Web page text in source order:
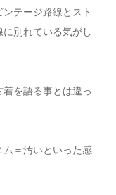
テージ路線とスト
別れている気がし
を語る事とは違っ
＝汚いといった感